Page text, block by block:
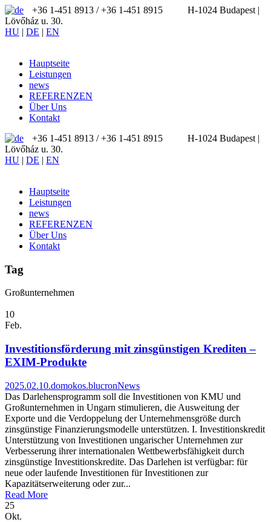
+36 1-451 8913 / ‪+36 1-451 8915
H-1024 Budapest |
Lövőház u. 30.
HU | DE | EN
Hauptseite
Leistungen
news
REFERENZEN
Über Uns
Kontakt
+36 1-451 8913 / ‪+36 1-451 8915
H-1024 Budapest |
Lövőház u. 30.
HU | DE | EN
Hauptseite
Leistungen
news
REFERENZEN
Über Uns
Kontakt
Tag
Großunternehmen
10
Feb.
Investitionsförderung mit zinsgünstigen Krediten –
EXIM-Produkte
2025.02.10.domokos.blucronNews
Das Darlehensprogramm soll die Investitionen von KMU und
Großunternehmen in Ungarn stimulieren, die Ausweitung der
Exporte und die Verdoppelung der Unternehmensgröße durch
zinsgünstige Finanzierungsmodelle unterstützen. I. Investitionskredit
Unterstützung von Investitionen ungarischer Unternehmen zur
Verbesserung ihrer internationalen Wettbewerbsfähigkeit durch
zinsgünstige Investitionskredite. Das Darlehen ist verfügbar: für
neue oder laufende Investitionen für Investitionen zur
Kapazitätserweiterung oder zur...
Read More
25
Okt.